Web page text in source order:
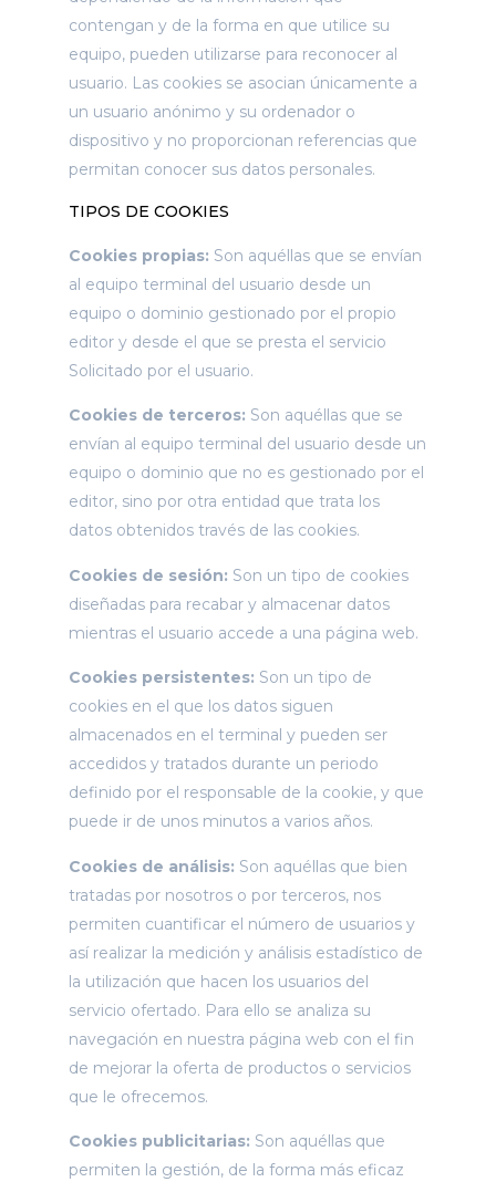
contengan y de la forma en que utilice su
equipo, pueden utilizarse para reconocer al
usuario. Las cookies se asocian únicamente a
un usuario anónimo y su ordenador o
dispositivo y no proporcionan referencias que
permitan conocer sus datos personales.
TIPOS DE COOKIES
Cookies propias: Son aquéllas que se envían
al equipo terminal del usuario desde un
equipo o dominio gestionado por el propio
editor y desde el que se presta el servicio
Solicitado por el usuario.
Cookies de terceros: Son aquéllas que se
envían al equipo terminal del usuario desde un
equipo o dominio que no es gestionado por el
editor, sino por otra entidad que trata los
datos obtenidos través de las cookies.
Cookies de sesión: Son un tipo de cookies
diseñadas para recabar y almacenar datos
mientras el usuario accede a una página web.
Cookies persistentes: Son un tipo de
cookies en el que los datos siguen
almacenados en el terminal y pueden ser
accedidos y tratados durante un periodo
definido por el responsable de la cookie, y que
puede ir de unos minutos a varios años.
Cookies de análisis: Son aquéllas que bien
tratadas por nosotros o por terceros, nos
permiten cuantificar el número de usuarios y
así realizar la medición y análisis estadístico de
la utilización que hacen los usuarios del
servicio ofertado. Para ello se analiza su
navegación en nuestra página web con el fin
de mejorar la oferta de productos o servicios
que le ofrecemos.
Cookies publicitarias: Son aquéllas que
permiten la gestión, de la forma más eficaz
Necesarias
Estas
cookies no
opcionales.
necesarias
funcione la
web.
Estadísticas
Para que
mejorar la
y estructura
de la web, en
se usa la web.
Experiencia
Para que
nuestra web
mejor posible
visita. Si
cookies,
algunas
funcionalidades
desaparecerán
de la web.